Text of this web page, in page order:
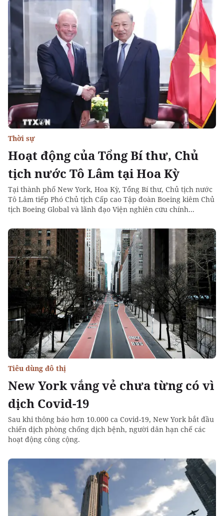
Hoạt động của Tổng Bí thư, Chủ
tịch nước Tô Lâm tại Hoa Kỳ
Thời sự
Tại thành phố New York, Hoa Kỳ, Tổng Bí thư, Chủ tịch nước
Tô Lâm tiếp Phó Chủ tịch Cấp cao Tập đoàn Boeing kiêm Chủ
tịch Boeing Global và lãnh đạo Viện nghiên cứu chính...
New York vắng vẻ chưa từng có vì
dịch Covid-19
Tiêu dùng đô thị
Sau khi thông báo hơn 10.000 ca Covid-19, New York bắt đầu
chiến dịch phòng chống dịch bệnh, người dân hạn chế các
hoạt động công cộng.